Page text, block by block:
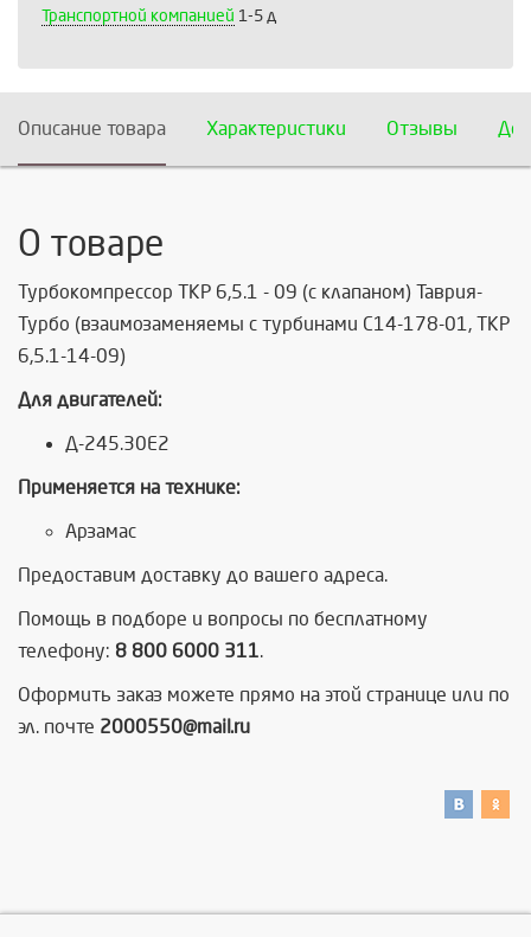
Транспортной компанией 1-5 д
Описание товара Характеристики Отзывы
О товаре
Турбокомпрессор ТКР 6,5.1 - 09 (с клапаном) Таврия-
Турбо (взаимозаменяемы с турбинами С14-178-01, ТКР
6,5.1-14-09)
Для двигателей:
Д-245.30Е2
Применяется на технике:
Арзамас
Предоставим доставку до вашего адреса.
Помощь в подборе и вопросы по бесплатному
телефону: 8 800 6000 311.
Оформить заказ можете прямо на этой странице или по
эл. почте 2000550@mail.ru